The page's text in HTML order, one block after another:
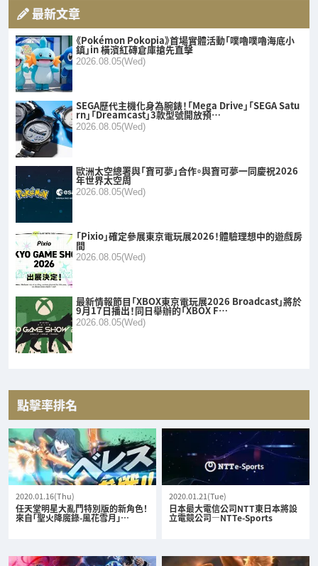
最新文章
《Pokémon Pokopia》首場實體活動「噗嚕噗嚕海底小
鎮」in 橫濱紅磚倉庫搶先直擊
2026.08.05(Wed)
SEGA歷代主機化身為腕錶！「Mega Drive」「SEGA Satu
rn」「Dreamcast」3款型號開放預…
2026.08.05(Wed)
歐洲太空總署與「寶可夢」合作。與寶可夢一同慶祝2026
年世界太空周
2026.08.05(Wed)
「Pixio」確定參展東京電玩展2026！體驗理想中的遊戲房
間
2026.08.05(Wed)
最新情報節目「XBOX東京電玩展2026 Broadcast」將於
9月17日播出！同日舉辦的「XBOX F…
2026.08.05(Wed)
點擊率排名
2020.01.16(Thu)
任天堂明星大亂鬥特別版的新角色！
來自「聖火降魔錄-風花雪月」…
2020.01.21(Tue)
日本最大電信公司NTT東日本將設
立電競公司—NTTe-Sports